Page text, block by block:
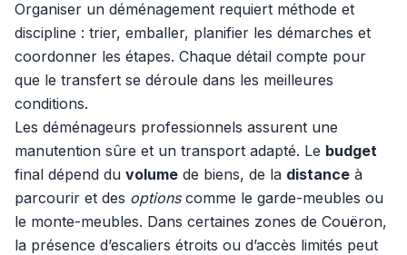
Organiser un déménagement requiert méthode et
discipline : trier, emballer, planifier les démarches et
coordonner les étapes. Chaque détail compte pour
que le transfert se déroule dans les meilleures
conditions.
Les déménageurs professionnels assurent une
manutention sûre et un transport adapté. Le budget
final dépend du volume de biens, de la distance à
parcourir et des optionscomme le garde-meubles ou
le monte-meubles. Dans certaines zones de Couëron,
la présence d’escaliers étroits ou d’accès limités peut